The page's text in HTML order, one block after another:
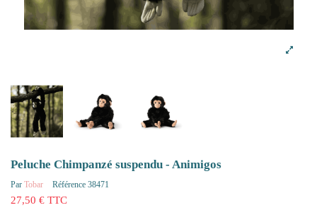
Peluche Chimpanzé suspendu - Animigos
Par Tobar Référence 38471
27,50 € TTC